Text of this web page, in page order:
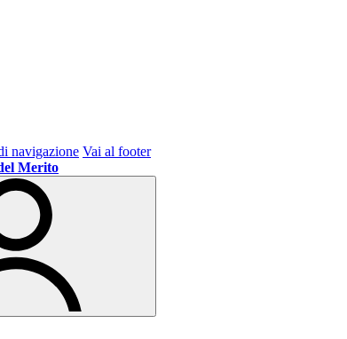
navigazione Vai al footer
Merito